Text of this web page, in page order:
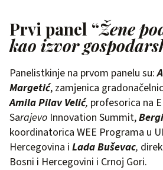
Prvi panel “Žene
kao izvor
Panelistkinje na prvom panelu su:
Margetić, zamjenica
Amila Pilav Velić, profesorica na
Sarajevo Innovation Summit,
koordinatorica WEE Programa u
Hercegovina i Lada Buševac,
Bosni i Hercegovini i Crnoj Gori.